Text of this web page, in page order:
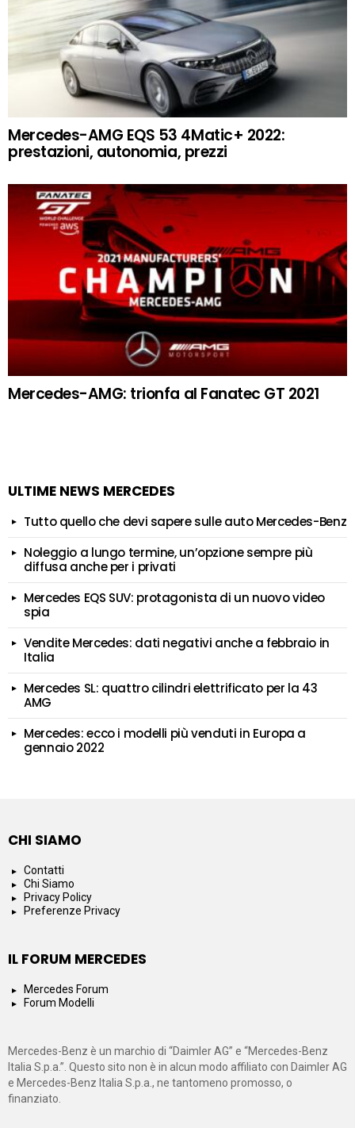
Mercedes-AMG EQS 53 4Matic+ 2022:
prestazioni, autonomia, prezzi
Mercedes-AMG: trionfa al Fanatec GT 2021
ULTIME NEWS MERCEDES
Tutto quello che devi sapere sulle auto Mercedes-Benz
Noleggio a lungo termine, un’opzione sempre più
diffusa anche per i privati
Mercedes EQS SUV: protagonista di un nuovo video
spia
Vendite Mercedes: dati negativi anche a febbraio in
Italia
Mercedes SL: quattro cilindri elettrificato per la 43
AMG
Mercedes: ecco i modelli più venduti in Europa a
gennaio 2022
CHI SIAMO
Contatti
Chi Siamo
Privacy Policy
Preferenze Privacy
IL FORUM MERCEDES
Mercedes Forum
Forum Modelli
Mercedes-Benz è un marchio di “Daimler AG” e “Mercedes-Benz
Italia S.p.a.”. Questo sito non è in alcun modo affiliato con Daimler AG
e Mercedes-Benz Italia S.p.a., ne tantomeno promosso, o
finanziato.